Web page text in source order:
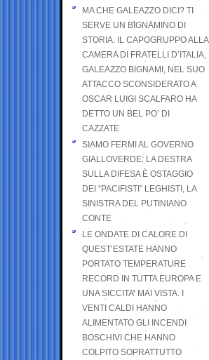
MA CHE GALEAZZO DICI? TI
SERVE UN BIGNAMINO DI
STORIA. IL CAPOGRUPPO ALLA
CAMERA DI FRATELLI D’ITALIA,
GALEAZZO BIGNAMI, NEL SUO
ATTACCO SCONSIDERATO A
OSCAR LUIGI SCALFARO HA
DETTO UN BEL PO’ DI
CAZZATE
SIAMO FERMI AL GOVERNO
GIALLOVERDE: LA DESTRA
SULLA DIFESA È OSTAGGIO
DEI “PACIFISTI” LEGHISTI, LA
SINISTRA DEL PUTINIANO
CONTE
LE ONDATE DI CALORE DI
QUEST’ESTATE HANNO
PORTATO TEMPERATURE
RECORD IN TUTTA EUROPA E
UNA SICCITA’ MAI VISTA. I
VENTI CALDI HANNO
ALIMENTATO GLI INCENDI
BOSCHIVI CHE HANNO
COLPITO SOPRATTUTTO